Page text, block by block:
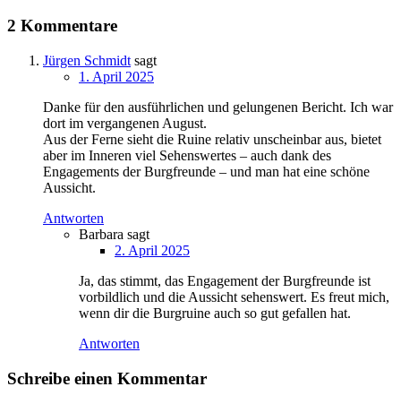
2 Kommentare
Jürgen Schmidt sagt
1. April 2025
Danke für den ausführlichen und gelungenen Bericht. Ich war
dort im vergangenen August.
Aus der Ferne sieht die Ruine relativ unscheinbar aus, bietet
aber im Inneren viel Sehenswertes – auch dank des
Engagements der Burgfreunde – und man hat eine schöne
Aussicht.
Antworten
Barbara sagt
2. April 2025
Ja, das stimmt, das Engagement der Burgfreunde ist
vorbildlich und die Aussicht sehenswert. Es freut mich,
wenn dir die Burgruine auch so gut gefallen hat.
Antworten
Schreibe einen Kommentar